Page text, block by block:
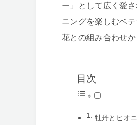
ー」として広く愛
ニングを楽しむベ
花との組み合わせ
目次
牡丹とピオ